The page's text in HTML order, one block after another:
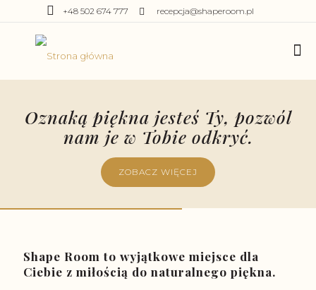
+48 502 674 777 recepcja@shaperoom.pl
Oznaką piękna jesteś Ty, pozwól
nam je w Tobie odkryć.
ZOBACZ WIĘCEJ
Shape Room to wyjątkowe miejsce dla
Ciebie z miłością do naturalnego piękna.